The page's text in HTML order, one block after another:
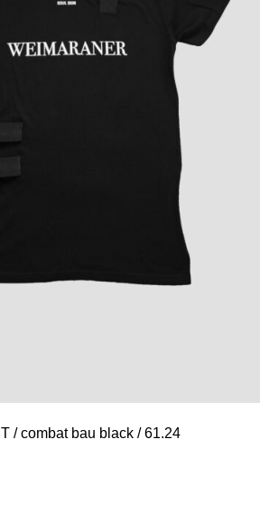
/ combat bau black / 61.24